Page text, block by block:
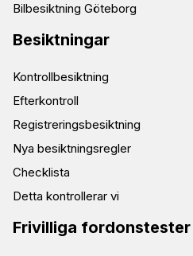
Bilbesiktning Göteborg
Besiktningar
Kontrollbesiktning
Efterkontroll
Registreringsbesiktning
Nya besiktningsregler
Checklista
Detta kontrollerar vi
Frivilliga fordonstester